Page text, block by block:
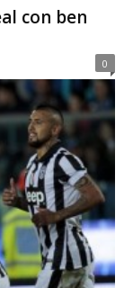
con ben
0